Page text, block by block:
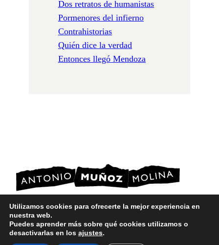
Dos retratos de humanistas
Pormenores del infierno
Contrahistorias
Quién dice la verdad
Entonces llegó Mendoza
POLÍTICA DE COOKIES
AVISO LEGAL
Utilizamos cookies para ofrecerte la mejor experiencia en
nuestra web.
Puedes aprender más sobre qué cookies utilizamos o
desactivarlas en los ajustes.